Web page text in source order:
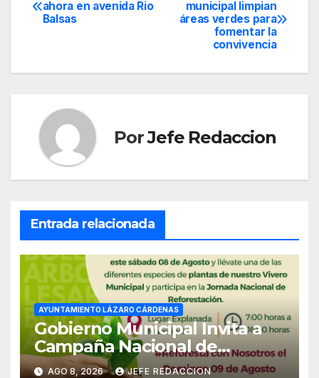
de
municipal limpian
áreas verdes para
fomentar la
convivencia
ahora en avenida Rio
Balsas
PorJefe Redaccion
Entrada relacionada
AYUNTAMIENTO LÁZARO CÁRDENAS
Gobierno Municipal Invita a
Campaña Nacional de
Reforestación
AGO 8, 2026 JEFE REDACCION